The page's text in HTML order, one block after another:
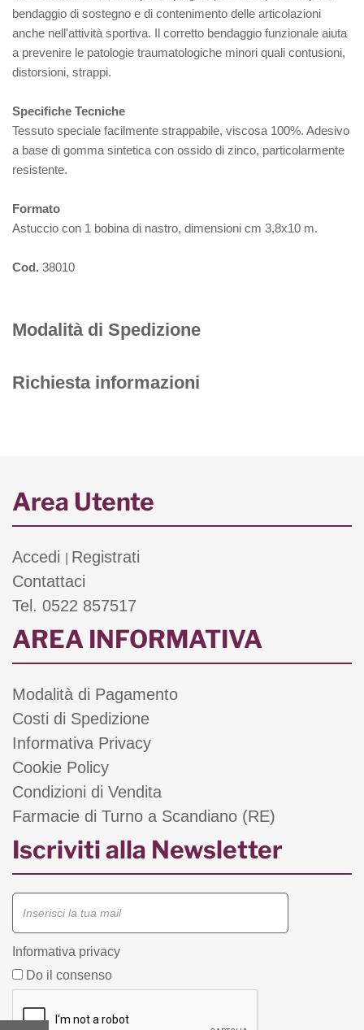
bendaggio di sostegno e di contenimento delle articolazioni
anche nell'attività sportiva. Il corretto bendaggio funzionale aiuta
a prevenire le patologie traumatologiche minori quali contusioni,
distorsioni, strappi.
Specifiche Tecniche
Tessuto speciale facilmente strappabile, viscosa 100%. Adesivo
a base di gomma sintetica con ossido di zinco, particolarmente
resistente.
Formato
Astuccio con 1 bobina di nastro, dimensioni cm 3,8x10 m.
Cod. 38010
Modalità di Spedizione
Richiesta informazioni
Area Utente
Accedi
Registrati
Contattaci
Tel. 0522 857517
AREA INFORMATIVA
Modalità di Pagamento
Costi di Spedizione
Informativa Privacy
Cookie Policy
Condizioni di Vendita
Farmacie di Turno a Scandiano (RE)
Iscriviti alla Newsletter
Informativa privacy
Do il consenso